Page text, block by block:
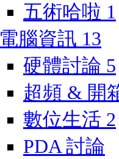
五術哈啦 1
電腦資訊 13
硬體討論 5
超頻 & 開
數位生活 2
PDA 討論